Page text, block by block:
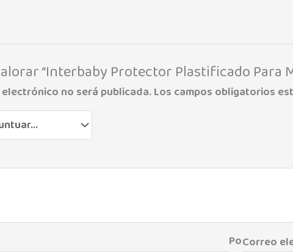
“Interbaby Protector Plastificado Para
no será publicada.Los campos obligatorios
Correo
Po